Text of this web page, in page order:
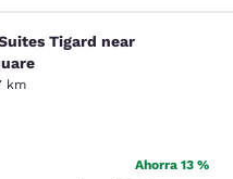
Tigard near
Tigard near
km
estrellas. Feria. 541 reseñas
Ahorra 13 %